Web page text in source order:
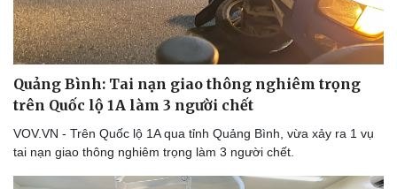
Hậu trường
Quảng Bình: Tai nạn giao thông nghiêm trọng
trên Quốc lộ 1A làm 3 người chết
VOV.VN - Trên Quốc lộ 1A qua tỉnh Quảng Bình, vừa xảy ra 1 vụ
tai nạn giao thông nghiêm trọng làm 3 người chết.